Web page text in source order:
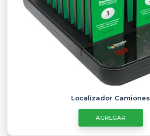
Localizador Camiones
AGREGAR